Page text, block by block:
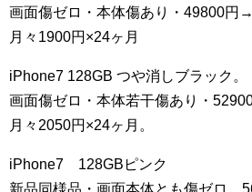
画面傷ゼロ・本体傷あり・49800円
月々1900円×24ヶ月
iPhone7 128GB つや消しブラック。
画面傷ゼロ・本体若干傷あり・
月々2050円×24ヶ月。
iPhone7 128GBピンク
新品同様品・画面本体とも傷ゼロ。